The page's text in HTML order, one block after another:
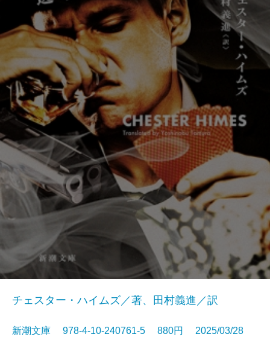
チェスター・ハイムズ／著、田村義進／訳
新潮文庫 978-4-10-240761-5 880円 2025/03/28